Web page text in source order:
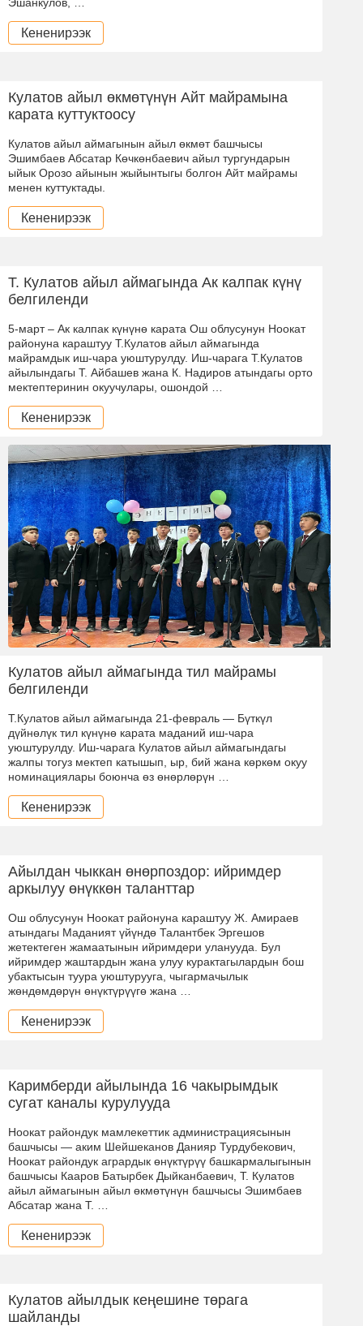
Кененирээк
Кулатов айыл өкмөтүнүн Айт майрамына
карата куттуктоосу
Кулатов айыл аймагынын айыл өкмөт башчысы
Эшимбаев Абсатар Көчкөнбаевич айыл тургундарын
ыйык Орозо айынын жыйынтыгы болгон Айт майрамы
менен куттуктады.
Кененирээк
Т. Кулатов айыл аймагында Ак калпак күнү
белгиленди
5-март – Ак калпак күнүнө карата Ош облусунун Ноокат
районуна караштуу Т.Кулатов айыл аймагында
майрамдык иш-чара уюштурулду. Иш-чарага Т.Кулатов
айылындагы Т. Айбашев жана К. Надиров атындагы орто
мектептеринин окуучулары, ошондой …
Кененирээк
Кулатов айыл аймагында тил майрамы
белгиленди
Т.Кулатов айыл аймагында 21-февраль — Бүткүл
дүйнөлүк тил күнүнө карата маданий иш-чара
уюштурулду. Иш-чарага Кулатов айыл аймагындагы
жалпы тогуз мектеп катышып, ыр, бий жана көркөм окуу
номинациялары боюнча өз өнөрлөрүн …
Кененирээк
Айылдан чыккан өнөрпоздор: ийримдер
аркылуу өнүккөн таланттар
Ош облусунун Ноокат районуна караштуу Ж. Амираев
атындагы Маданият үйүндө Талантбек Эргешов
жетектеген жамаатынын ийримдери уланууда. Бул
ийримдер жаштардын жана улуу курактагылардын бош
убактысын туура уюштурууга, чыгармачылык
жөндөмдөрүн өнүктүрүүгө жана …
Кененирээк
Каримберди айылында 16 чакырымдык
сугат каналы курулууда
Ноокат райондук мамлекеттик администрациясынын
башчысы — аким Шейшеканов Данияр Турдубекович,
Ноокат райондук агрардык өнүктүрүү башкармалыгынын
башчысы Кааров Батырбек Дыйканбаевич, Т. Кулатов
айыл аймагынын айыл өкмөтүнүн башчысы Эшимбаев
Абсатар жана Т. …
Кененирээк
Кулатов айылдык кеңешине төрага
шайланды